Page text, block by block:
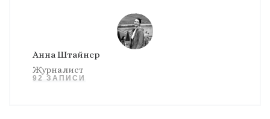
Анна Штайнер
Журналист
92 ЗАПИСИ